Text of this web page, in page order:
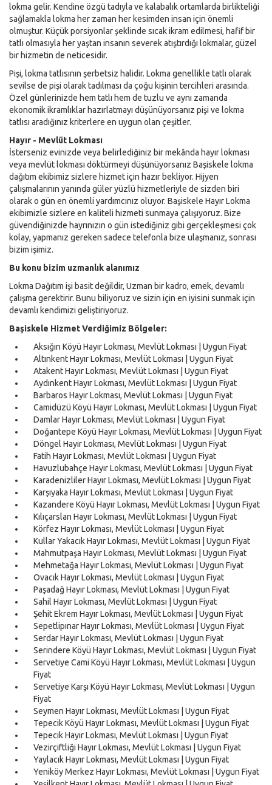
lokma gelir. Kendine özgü tadıyla ve kalabalık ortamlarda birlikteliği
sağlamakla lokma her zaman her kesimden insan için önemli
olmuştur. Küçük porsiyonlar şeklinde sıcak ikram edilmesi, hafif bir
tatlı olmasıyla her yaştan insanın severek atıştırdığı lokmalar, güzel
bir hizmetin de neticesidir.
Pişi, lokma tatlısının şerbetsiz halidir. Lokma genellikle tatlı olarak
sevilse de pişi olarak tadılması da çoğu kişinin tercihleri arasında.
Özel günlerinizde hem tatlı hem de tuzlu ve aynı zamanda
ekonomik ikramlıklar hazırlatmayı düşünüyorsanız pişi ve lokma
tatlısı aradığınız kriterlere en uygun olan çeşitler.
Hayır - Mevlüt Lokması
İsterseniz evinizde veya belirlediğiniz bir mekânda hayır lokması
veya mevlüt lokması döktürmeyi düşünüyorsanız Başiskele lokma
dağıtım ekibimiz sizlere hizmet için hazır bekliyor. Hijyen
çalışmalarının yanında güler yüzlü hizmetleriyle de sizden biri
olarak o gün en önemli yardımcınız oluyor. Başiskele Hayır Lokma
ekibimizle sizlere en kaliteli hizmeti sunmaya çalışıyoruz. Bize
güvendiğinizde hayrınızın o gün istediğiniz gibi gerçekleşmesi çok
kolay, yapmanız gereken sadece telefonla bize ulaşmanız, sonrası
bizim işimiz.
Bu konu bizim uzmanlık alanımız
Lokma Dağıtım işi basit değildir, Uzman bir kadro, emek, devamlı
çalışma gerektirir. Bunu biliyoruz ve sizin için en iyisini sunmak için
devamlı kendimizi geliştiriyoruz.
Başiskele Hizmet Verdiğimiz Bölgeler:
Aksığın Köyü Hayır Lokması, Mevlüt Lokması | Uygun Fiyat
Altınkent Hayır Lokması, Mevlüt Lokması | Uygun Fiyat
Atakent Hayır Lokması, Mevlüt Lokması | Uygun Fiyat
Aydınkent Hayır Lokması, Mevlüt Lokması | Uygun Fiyat
Barbaros Hayır Lokması, Mevlüt Lokması | Uygun Fiyat
Camidüzü Köyü Hayır Lokması, Mevlüt Lokması | Uygun Fiyat
Damlar Hayır Lokması, Mevlüt Lokması | Uygun Fiyat
Doğantepe Köyü Hayır Lokması, Mevlüt Lokması | Uygun Fiyat
Döngel Hayır Lokması, Mevlüt Lokması | Uygun Fiyat
Fatih Hayır Lokması, Mevlüt Lokması | Uygun Fiyat
Havuzlubahçe Hayır Lokması, Mevlüt Lokması | Uygun Fiyat
Karadenizliler Hayır Lokması, Mevlüt Lokması | Uygun Fiyat
Karşıyaka Hayır Lokması, Mevlüt Lokması | Uygun Fiyat
Kazandere Köyü Hayır Lokması, Mevlüt Lokması | Uygun Fiyat
Kılıçarslan Hayır Lokması, Mevlüt Lokması | Uygun Fiyat
Körfez Hayır Lokması, Mevlüt Lokması | Uygun Fiyat
Kullar Yakacık Hayır Lokması, Mevlüt Lokması | Uygun Fiyat
Mahmutpaşa Hayır Lokması, Mevlüt Lokması | Uygun Fiyat
Mehmetağa Hayır Lokması, Mevlüt Lokması | Uygun Fiyat
Ovacık Hayır Lokması, Mevlüt Lokması | Uygun Fiyat
Paşadağ Hayır Lokması, Mevlüt Lokması | Uygun Fiyat
Sahil Hayır Lokması, Mevlüt Lokması | Uygun Fiyat
Şehit Ekrem Hayır Lokması, Mevlüt Lokması | Uygun Fiyat
Sepetlipınar Hayır Lokması, Mevlüt Lokması | Uygun Fiyat
Serdar Hayır Lokması, Mevlüt Lokması | Uygun Fiyat
Serindere Köyü Hayır Lokması, Mevlüt Lokması | Uygun Fiyat
Servetiye Cami Köyü Hayır Lokması, Mevlüt Lokması | Uygun
Fiyat
Servetiye Karşı Köyü Hayır Lokması, Mevlüt Lokması | Uygun
Fiyat
Seymen Hayır Lokması, Mevlüt Lokması | Uygun Fiyat
Tepecik Köyü Hayır Lokması, Mevlüt Lokması | Uygun Fiyat
Tepecik Hayır Lokması, Mevlüt Lokması | Uygun Fiyat
Vezirçiftliği Hayır Lokması, Mevlüt Lokması | Uygun Fiyat
Yaylacık Hayır Lokması, Mevlüt Lokması | Uygun Fiyat
Yeniköy Merkez Hayır Lokması, Mevlüt Lokması | Uygun Fiyat